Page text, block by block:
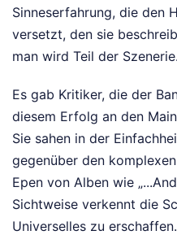
Sinneserfahrung, die den
versetzt, den sie
man wird Teil der Szenerie.
Es gab Kritiker, die der
diesem Erfolg an den
Sie sahen in der
gegenüber den
Epen von Alben wie
Sichtweise verkennt die
Universelles zu